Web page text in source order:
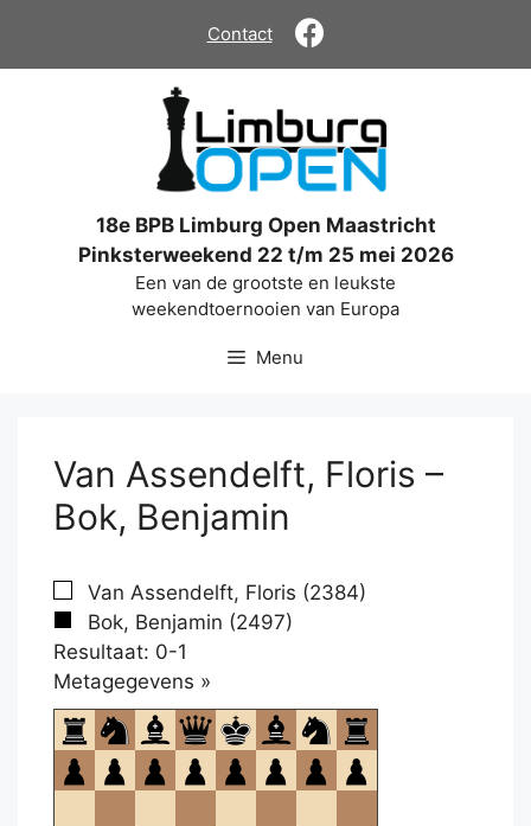
de
Contact
18e BPB Limburg Open Maastricht
Pinksterweekend 22 t/m 25 mei 2026
Een van de grootste en leukste
weekendtoernooien van Europa
Menu
Van Assendelft, Floris –
Bok, Benjamin
Van Assendelft, Floris (2384)
Bok, Benjamin (2497)
Resultaat: 0-1
Metagegevens »
om
te
openen.